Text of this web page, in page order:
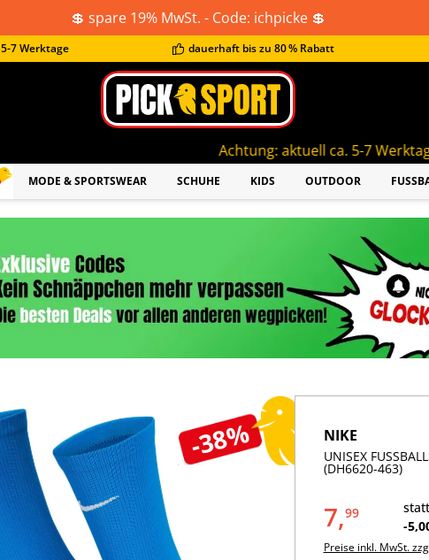
💲 spare 19% MwSt. - Code: ichpicke 💲
7 Werktage dauerhaft bis zu 80 % Rabatt
Achtung: aktuell ca. 5-7 Werktage Lieferzeit!
MODE & SPORTSWEAR SCHUHE KIDS OUTDOOR
-38% NIKE
UNISEX
(DH6620-463)
7,99
-
Preise inkl. MwSt.